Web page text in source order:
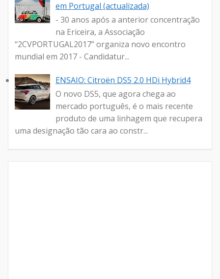
em Portugal (actualizada)
- 30 anos após a anterior concentração
na Ericeira, a Associação
“2CVPORTUGAL2017” organiza novo encontro
mundial em 2017 - Candidatur...
ENSAIO: Citroën DS5 2.0 HDi Hybrid4
O novo DS5, que agora chega ao
mercado português, é o mais recente
produto de uma linhagem que recupera
uma designação tão cara ao constr...